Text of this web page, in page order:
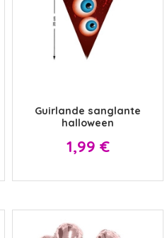
Guirlande sanglante
halloween
Prix
1,99 €